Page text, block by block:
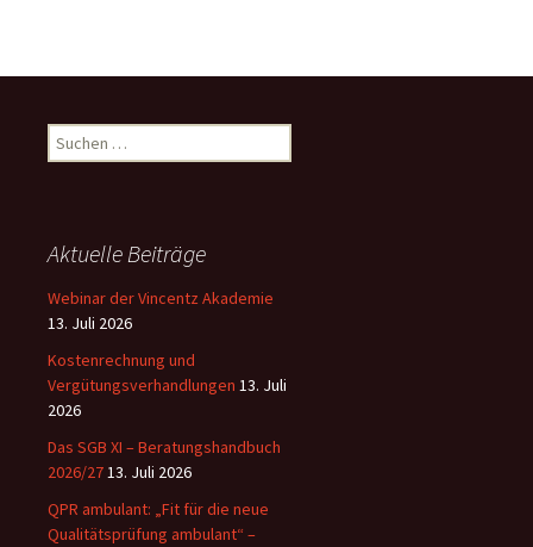
Suchen
nach:
Aktuelle Beiträge
Webinar der Vincentz Akademie
13. Juli 2026
Kostenrechnung und
Vergütungsverhandlungen 13. Juli
2026
Das SGB XI – Beratungshandbuch
2026/2713. Juli 2026
QPR ambulant: „Fit für die neue
Qualitätsprüfung ambulant“ –